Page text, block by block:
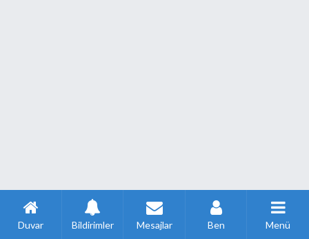
Duvar Bildirimler Mesajlar Ben Menü